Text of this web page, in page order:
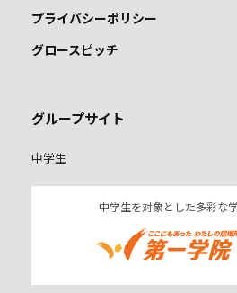
プライバシーポリシー
グロースピッチ
グループサイト
中学生
中学生を対象とした多彩な